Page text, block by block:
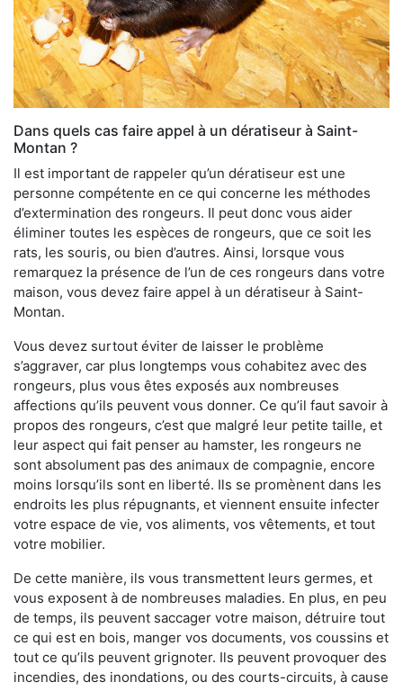
Dans quels cas faire appel à un dératiseur à Saint-
Montan ?
Il est important de rappeler qu’un dératiseur est une
personne compétente en ce qui concerne les méthodes
d’extermination des rongeurs. Il peut donc vous aider
éliminer toutes les espèces de rongeurs, que ce soit les
rats, les souris, ou bien d’autres. Ainsi, lorsque vous
remarquez la présence de l’un de ces rongeurs dans votre
maison, vous devez faire appel à un dératiseur à Saint-
Montan.
Vous devez surtout éviter de laisser le problème
s’aggraver, car plus longtemps vous cohabitez avec des
rongeurs, plus vous êtes exposés aux nombreuses
affections qu’ils peuvent vous donner. Ce qu’il faut savoir à
propos des rongeurs, c’est que malgré leur petite taille, et
leur aspect qui fait penser au hamster, les rongeurs ne
sont absolument pas des animaux de compagnie, encore
moins lorsqu’ils sont en liberté. Ils se promènent dans les
endroits les plus répugnants, et viennent ensuite infecter
votre espace de vie, vos aliments, vos vêtements, et tout
votre mobilier.
De cette manière, ils vous transmettent leurs germes, et
vous exposent à de nombreuses maladies. En plus, en peu
de temps, ils peuvent saccager votre maison, détruire tout
ce qui est en bois, manger vos documents, vos coussins et
tout ce qu’ils peuvent grignoter. Ils peuvent provoquer des
incendies, des inondations, ou des courts-circuits, à cause